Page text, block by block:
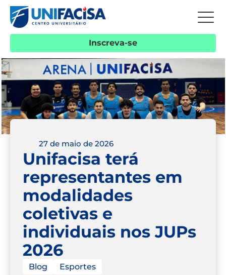
Inscreva-se
27 de maio de 2026
Unifacisa terá
representantes em
modalidades
coletivas e
individuais nos JUPs
2026
Blog Esportes